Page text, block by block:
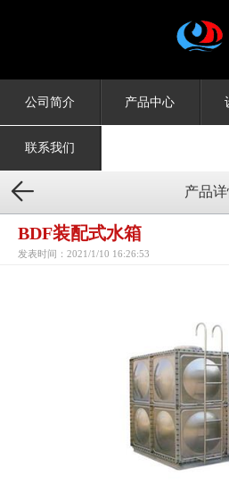
公司简介 产品中心
联系我们
 产品
BDF装配式水箱
发表时间：2021/1/10 16:26:53